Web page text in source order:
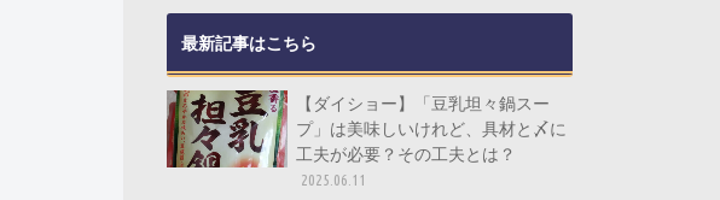
最新記事はこちら
【ダイショー】「豆乳坦々鍋スー
プ」は美味しいけれど、具材と〆に
工夫が必要？その工夫とは？
2025.06.11